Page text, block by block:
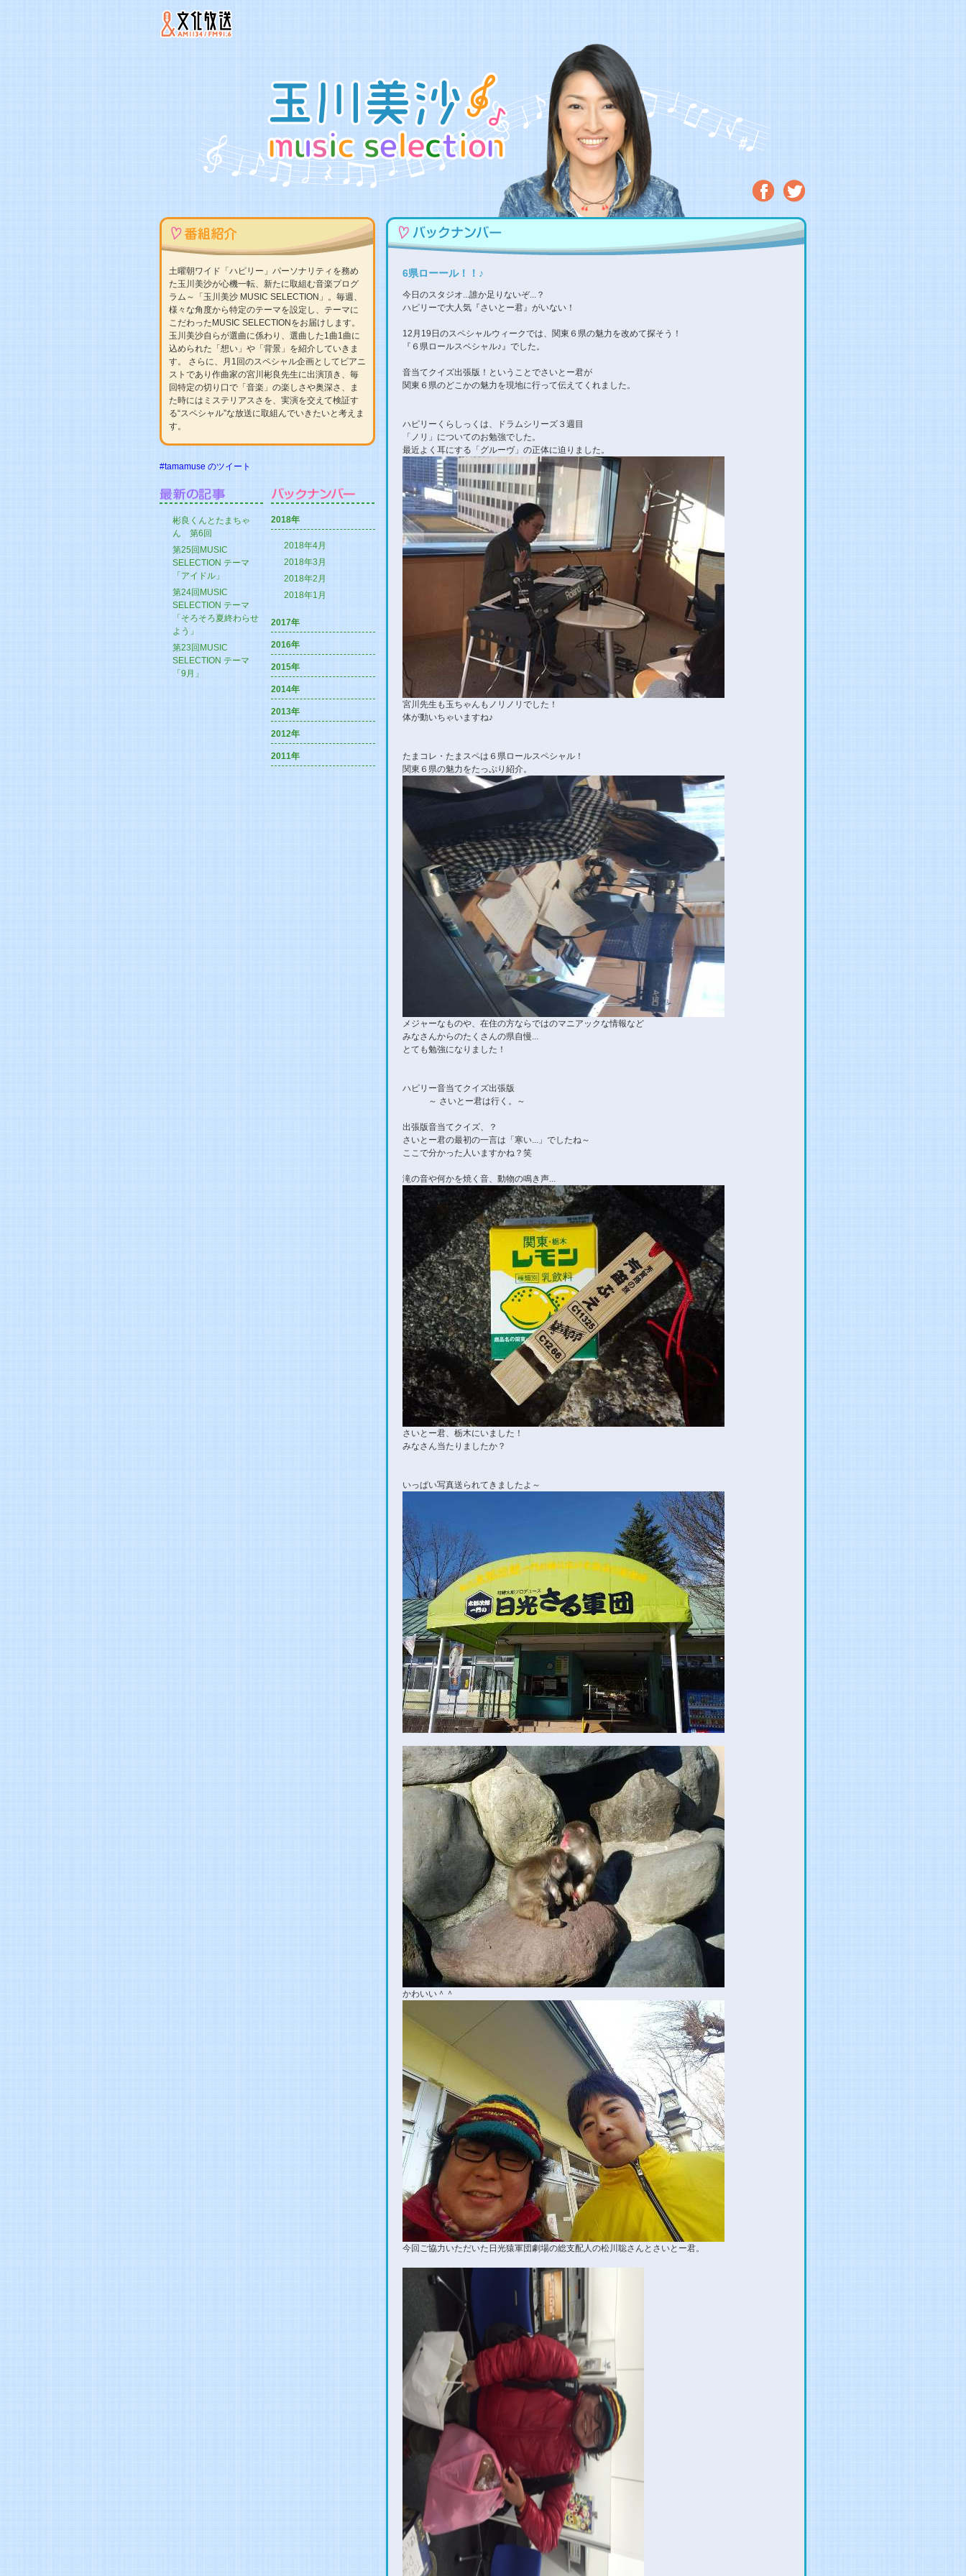
土曜朝ワイド「ハピリー」パーソナリティを務め
た玉川美沙が心機一転、新たに取組む音楽プログ
ラム～「玉川美沙 MUSIC SELECTION」。毎週、
様々な角度から特定のテーマを設定し、テーマに
こだわったMUSIC SELECTIONをお届けします。
玉川美沙自らが選曲に係わり、選曲した1曲1曲に
込められた「想い」や「背景」を紹介していきま
す。 さらに、月1回のスペシャル企画としてピアニ
ストであり作曲家の宮川彬良先生に出演頂き、毎
回特定の切り口で「音楽」の楽しさや奥深さ、ま
た時にはミステリアスさを、実演を交えて検証す
る“スペシャル”な放送に取組んでいきたいと考えま
す。
#tamamuse のツイート
彬良くんとたまちゃ
ん 第6回
第25回MUSIC
SELECTION テーマ
「アイドル」
第24回MUSIC
SELECTION テーマ
「そろそろ夏終わらせ
よう」
第23回MUSIC
SELECTION テーマ
「9月」
2018年
2018年4月
2018年3月
2018年2月
2018年1月
2017年
2016年
2015年
2014年
2013年
2012年
2011年
6県ローール！！♪
今日のスタジオ...誰か足りないぞ...？
ハピリーで大人気『さいとー君』がいない！
12月19日のスペシャルウィークでは、関東６県の魅力を改めて探そう！
『６県ロールスペシャル♪』でした。
音当てクイズ出張版！ということでさいとー君が
関東６県のどこかの魅力を現地に行って伝えてくれました。
ハピリーくらしっくは、ドラムシリーズ３週目
「ノリ」についてのお勉強でした。
最近よく耳にする「グルーヴ」の正体に迫りました。
宮川先生も玉ちゃんもノリノリでした！
体が動いちゃいますね♪
たまコレ・たまスペは６県ロールスペシャル！
関東６県の魅力をたっぷり紹介。
メジャーなものや、在住の方ならではのマニアックな情報など
みなさんからのたくさんの県自慢...
とても勉強になりました！
ハピリー音当てクイズ出張版
～ さいとー君は行く。～
出張版音当てクイズ、？
さいとー君の最初の一言は「寒い...」でしたね～
ここで分かった人いますかね？笑
滝の音や何かを焼く音、動物の鳴き声...
さいとー君、栃木にいました！
みなさん当たりましたか？
いっぱい写真送られてきましたよ～
かわいい＾＾
今回ご協力いただいた日光猿軍団劇場の総支配人の松川聡さんとさいとー君。